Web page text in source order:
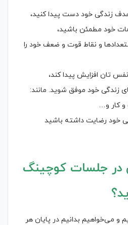
زندگی خود دست پیدا کنید،
خود مطمئن باشید،
و نقاط قوت و ضعف خود را
تان افزایش پیدا کند،
زندگی خود موفق شوید. مانند:
و کار و…
خود رضایت داشته باشید
در جلسات کوچینگ
می‌خواهیم بدانیم در پایان هر